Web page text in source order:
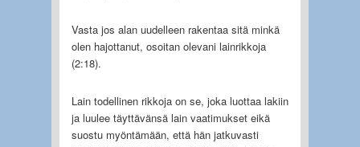
Vasta jos alan uudelleen rakentaa sitä minkä
olen hajottanut, osoitan olevani lainrikkoja
(2:18).
Lain todellinen rikkoja on se, joka luottaa lakiin
ja luulee täyttävänsä lain vaatimukset eikä
suostu myöntämään, että hän jatkuvasti